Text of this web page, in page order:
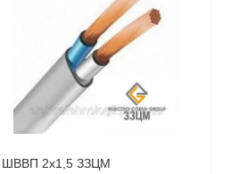
ШВВП 2х1,5 ЗЗЦМ